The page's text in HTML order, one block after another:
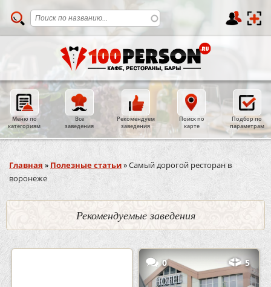
Меню по
категориям
Все
заведения
Рекомендуем
заведения
Поиск по
карте
Подбор по
параметрам
Вы здесь
Главная » Полезные статьи»Самый дорогой ресторан в
воронеже
Рекомендуемые заведения
0 5